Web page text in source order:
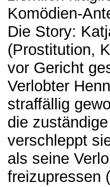
Komödien-
Die Story:
(Prostitution,
vor Gericht
Verlobter
straffällig
die
verschleppt
als seine
freizupressen